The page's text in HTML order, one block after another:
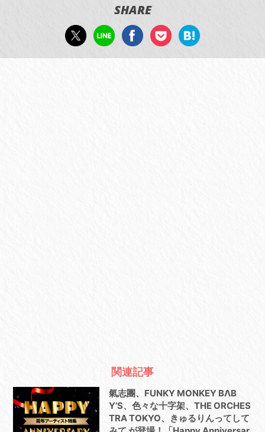
SHARE
関連記事
氣志團、FUNKY MONKEY BΛB
Y’S、色々な十字架、THE ORCHES
TRA TOKYO、きゅるりんってして